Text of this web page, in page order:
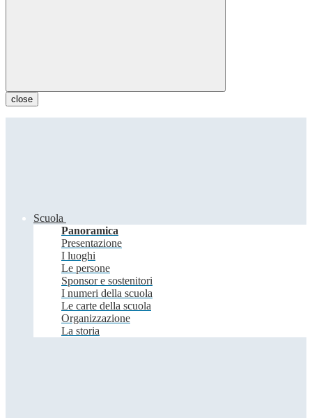
close
Scuola
Panoramica
Presentazione
I luoghi
Le persone
Sponsor e sostenitori
I numeri della scuola
Le carte della scuola
Organizzazione
La storia